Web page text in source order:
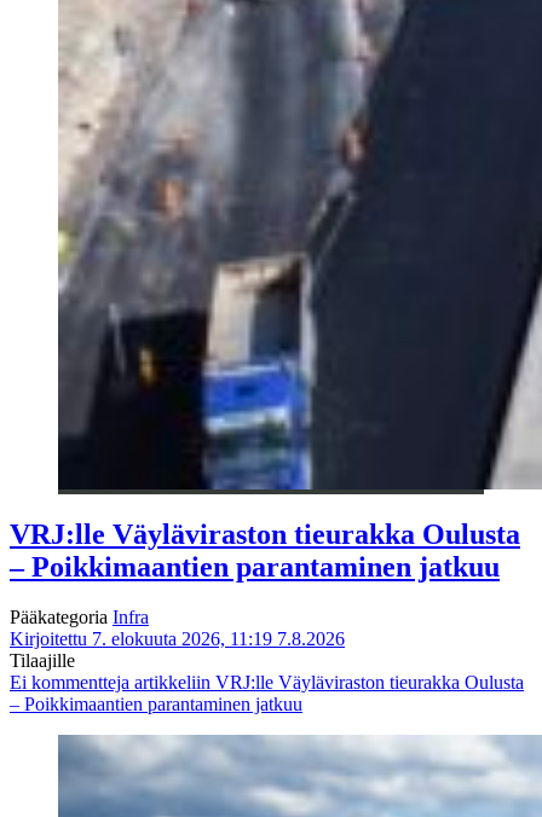
VRJ:lle Väyläviraston tieurakka Oulusta
– Poikkimaantien parantaminen jatkuu
Pääkategoria Infra
Kirjoitettu 7. elokuuta 2026, 11:19 7.8.2026
Tilaajille
Ei kommentteja artikkeliin VRJ:lle Väyläviraston tieurakka Oulusta
– Poikkimaantien parantaminen jatkuu